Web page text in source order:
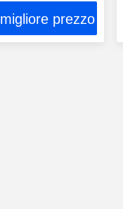
prezzo